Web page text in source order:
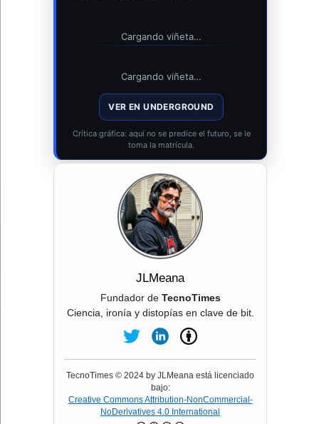
Cargando viñeta…
Cargando viñeta…
VER EN UNDERGROUND
Crítica gráfica: aquí no se predice el futuro, se le
toma la matrícula.
JLMeana
Fundador de TecnoTimes
Ciencia, ironía y distopías en clave de bit.
TecnoTimes © 2024 by JLMeana está licenciado
bajo:
Creative Commons Attribution-NonCommercial-
NoDerivatives 4.0 International